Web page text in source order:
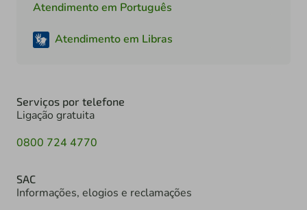
Atendimento em Português
Atendimento em Libras
Serviços por telefone
Ligação gratuita
0800 724 4770
SAC
Informações, elogios e reclamações